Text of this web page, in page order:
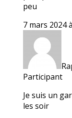
peu
7 mars 2024
Participant
Je suis un
les soir